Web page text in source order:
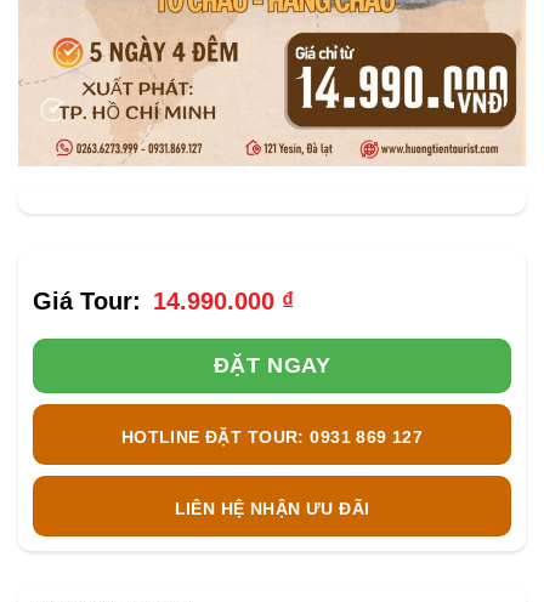
14.990.000 ₫
ĐẶT NGAY
HOTLINE ĐẶT TOUR: 0931 869 127
LIÊN HỆ NHẬN ƯU ĐÃI